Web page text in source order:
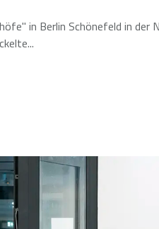
in Berlin Schönefeld in